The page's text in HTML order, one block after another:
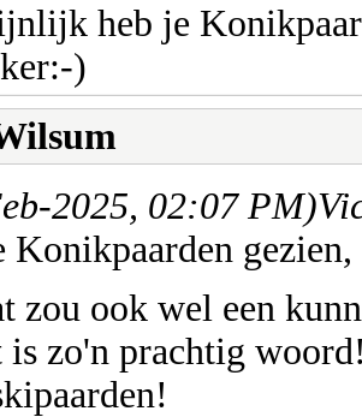
heb je
)
2025, 02:07 PM)
Konikpaarden
zou ook wel een
is zo'n prachtig